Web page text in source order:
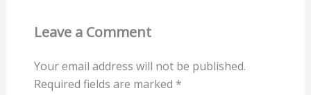
Leave a Comment
Your email address will not be published.
Required fields are marked *